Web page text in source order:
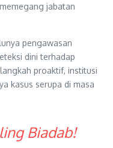
jabatan
pengawasan
dini terhadap
proaktif, institusi
kasus serupa di masa
Biadab!